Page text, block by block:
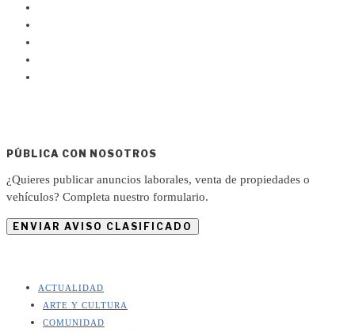
PÚBLICA CON NOSOTROS
¿Quieres publicar anuncios laborales, venta de propiedades o
vehículos? Completa nuestro formulario.
ENVIAR AVISO CLASIFICADO
ACTUALIDAD
ARTE Y CULTURA
COMUNIDAD